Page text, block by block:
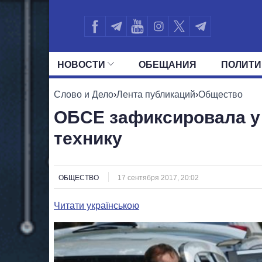
НОВОСТИ ОБЕЩАНИЯ
ВСЕ ПОЛИТИКИ ПРЕЗИДЕНТ И
Слово и Дело›Лента публикаций›Общество
ОБСЕ зафиксировала
технику
ОБЩЕСТВО 17 сентября 2017, 20:02
Читати українською